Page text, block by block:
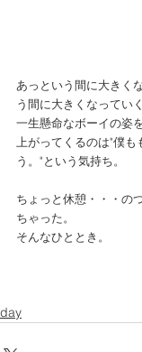
あっという間に大きく
う間に大きくなってい
一生懸命なボーイの姿
上がってくるのは"僕
う。"という気持ち。
ちょっと休憩・・・の
ちゃった。
そんなひととき。
day